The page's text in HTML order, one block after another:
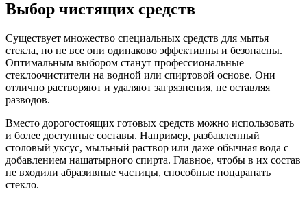
Выбор чистящих средств
Существует множество специальных средств для мытья
стекла, но не все они одинаково эффективны и безопасны.
Оптимальным выбором станут профессиональные
стеклоочистители на водной или спиртовой основе. Они
отлично растворяют и удаляют загрязнения, не оставляя
разводов.
Вместо дорогостоящих готовых средств можно использовать
и более доступные составы. Например, разбавленный
столовый уксус, мыльный раствор или даже обычная вода с
добавлением нашатырного спирта. Главное, чтобы в их состав
не входили абразивные частицы, способные поцарапать
стекло.